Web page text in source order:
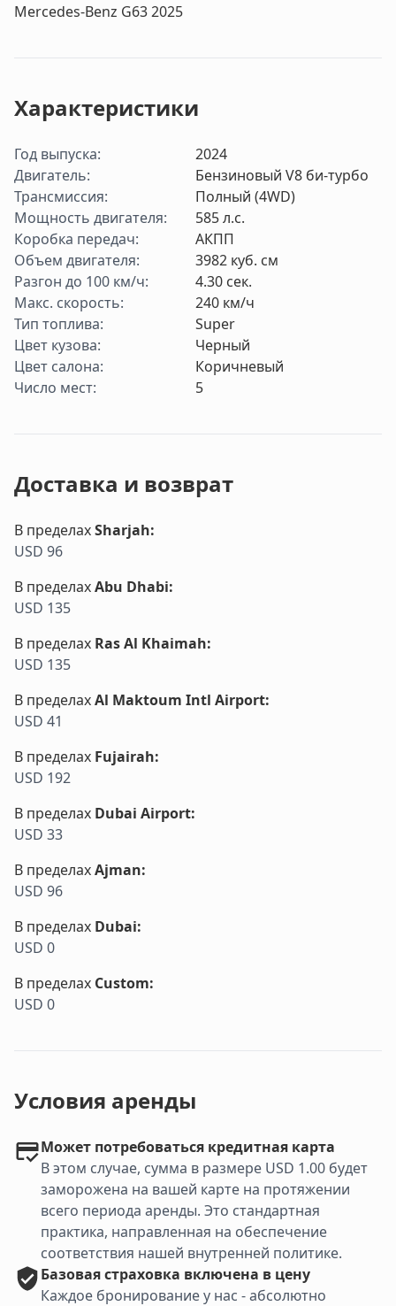
Mercedes-Benz G63 2025
Характеристики
Год выпуска:
2024
Двигатель:
Бензиновый V8 би-турбо
Трансмиссия:
Полный (4WD)
Мощность двигателя: 585л.с.
Коробка передач:
АКПП
Объем двигателя: 3982 куб. см
Разгон до 100 км/ч: 4.30 cек.
Макс. скорость: 240 км/ч
Тип топлива:
Super
Цвет кузова:
Черный
Цвет салона:
Коричневый
Число мест: 5
Доставка и возврат
В пределахSharjah:
USD 96
В пределахAbu Dhabi:
USD 135
В пределах Ras Al Khaimah:
USD 135
В пределахAl Maktoum Intl Airport:
USD 41
В пределах Fujairah:
USD 192
В пределах Dubai Airport:
USD 33
В пределахAjman:
USD 96
В пределах Dubai:
USD 0
В пределах Custom:
USD 0
Условия аренды
Может потребоваться кредитная карта
В этом случае, сумма в размере USD 1.00 будет
заморожена на вашей карте на протяжении
всего периода аренды. Это стандартная
практика, направленная на обеспечение
соответствия нашей внутренней политике.
Базоваястраховка включена в цену
Каждое бронирование у нас - абсолютно